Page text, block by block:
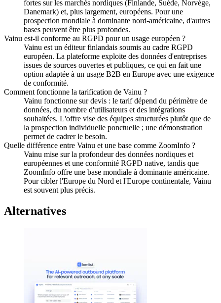
fortes sur les marchés nordiques (Finlande, Suède, Norvège,
Danemark) et, plus largement, européens. Pour une
prospection mondiale à dominante nord-américaine, d'autres
bases peuvent être plus profondes.
Vainu est-il conforme au RGPD pour un usage européen ?
Vainu est un éditeur finlandais soumis au cadre RGPD
européen. La plateforme exploite des données d'entreprises
issues de sources ouvertes et publiques, ce qui en fait une
option adaptée à un usage B2B en Europe avec une exigence
de conformité.
Comment fonctionne la tarification de Vainu ?
Vainu fonctionne sur devis : le tarif dépend du périmètre de
données, du nombre d'utilisateurs et des intégrations
souhaitées. L'offre vise des équipes structurées plutôt que de
la prospection individuelle ponctuelle ; une démonstration
permet de cadrer le besoin.
Quelle différence entre Vainu et une base comme ZoomInfo ?
Vainu mise sur la profondeur des données nordiques et
européennes et une conformité RGPD native, tandis que
ZoomInfo offre une base mondiale à dominante américaine.
Pour cibler l'Europe du Nord et l'Europe continentale, Vainu
est souvent plus précis.
Alternatives